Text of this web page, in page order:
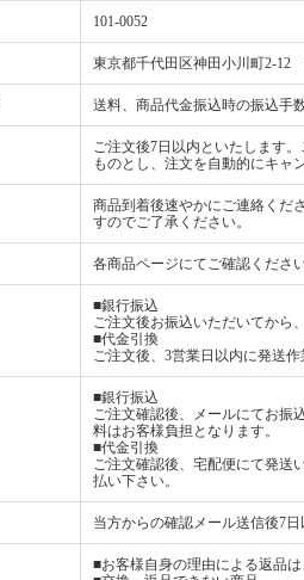
101-0052
東京都千代田区神田小川町2-12
送料、商品代金振込時の振込手
ご注文後7日以内といたします
ものとし、注文を自動的にキャ
商品到着後速やかにご連絡くだ
すのでご了承ください。
各商品ページにてご確認ください
■銀行振込
ご注文後お振込いただいてから
■代金引換
ご注文後、3営業日以内に発送作
■銀行振込
ご注文確認後、メールにてお振
料はお客様負担となります。
■代金引換
ご注文確認後、宅配便にて発送
払い下さい。
当方からの確認メール送信後7日
■お客様自身の理由による返品は